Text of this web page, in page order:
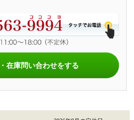
在庫問い合わせをする